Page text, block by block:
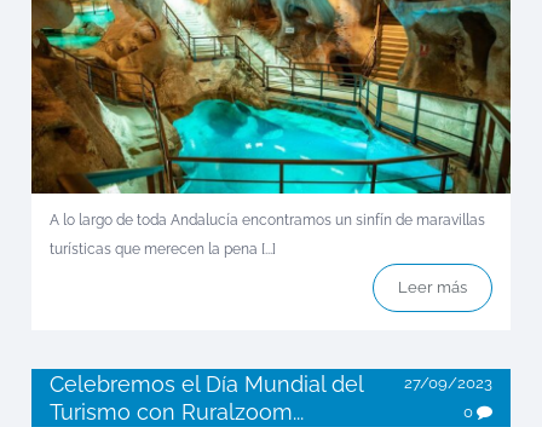
A lo largo de toda Andalucía encontramos un sinfín de maravillas
turísticas que merecen la pena [...]
Leer más
Celebremos el Día Mundial del
Turismo con Ruralzoom...
27/09/2023
0